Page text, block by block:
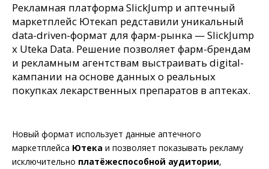
Рекламная платформа SlickJump и аптечный
маркетплейс Ютекап редставили уникальный
data-driven-формат для фарм-рынка — SlickJump
x Uteka Data. Решение позволяет фарм-брендам
и рекламным агентствам выстраивать digital-
кампании на основе данных о реальных
покупках лекарственных препаратов в аптеках.
Новый формат использует данные аптечного
маркетплейса Ютека и позволяет показывать рекламу
исключительно платёжеспособной аудитории,